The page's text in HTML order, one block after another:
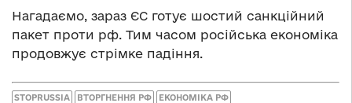
Нагадаємо, зараз ЄС готує шостий санкційний
пакет проти рф. Тим часом російська економіка
продовжує стрімке падіння.
STOPRUSSIA ВТОРГНЕННЯ РФ ЕКОНОМІКА РФ